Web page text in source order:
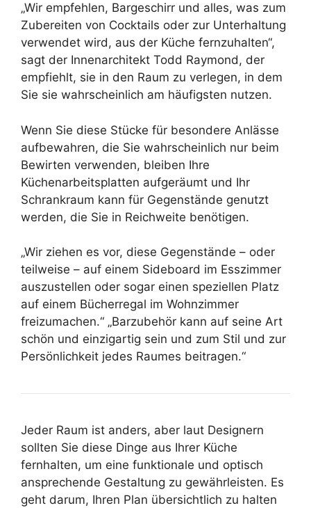
„Wir empfehlen, Bargeschirr und alles, was zum
Zubereiten von Cocktails oder zur Unterhaltung
verwendet wird, aus der Küche fernzuhalten“,
sagt der Innenarchitekt Todd Raymond, der
empfiehlt, sie in den Raum zu verlegen, in dem
Sie sie wahrscheinlich am häufigsten nutzen.
Wenn Sie diese Stücke für besondere Anlässe
aufbewahren, die Sie wahrscheinlich nur beim
Bewirten verwenden, bleiben Ihre
Küchenarbeitsplatten aufgeräumt und Ihr
Schrankraum kann für Gegenstände genutzt
werden, die Sie in Reichweite benötigen.
„Wir ziehen es vor, diese Gegenstände – oder
teilweise – auf einem Sideboard im Esszimmer
auszustellen oder sogar einen speziellen Platz
auf einem Bücherregal im Wohnzimmer
freizumachen.“ „Barzubehör kann auf seine Art
schön und einzigartig sein und zum Stil und zur
Persönlichkeit jedes Raumes beitragen.“
Jeder Raum ist anders, aber laut Designern
sollten Sie diese Dinge aus Ihrer Küche
fernhalten, um eine funktionale und optisch
ansprechende Gestaltung zu gewährleisten. Es
geht darum, Ihren Plan übersichtlich zu halten